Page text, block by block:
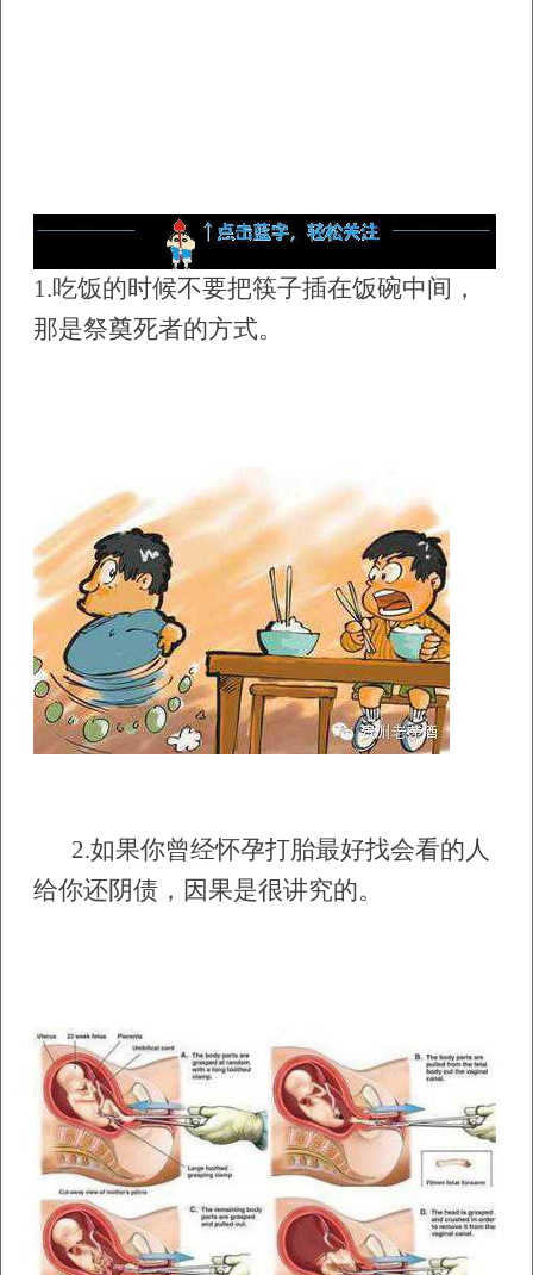
1.吃饭的时候不要把筷子插在饭碗中间，
那是祭奠死者的方式。
2.如果你曾经怀孕打胎最好找会看的人
给你还阴债，因果是很讲究的。